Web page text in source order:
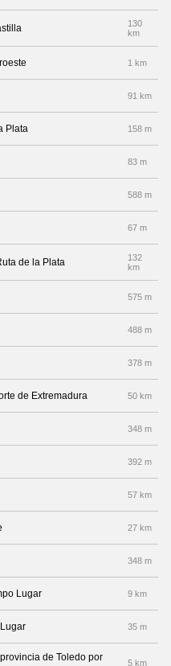
130
km
1 km
91 km
Plata 158 m
83 m
588 m
67 m
de la Plata
132
km
575 m
488 m
378 m
de Extremadura 50 km
348 m
392 m
57 km
27 km
348 m
Lugar 9 km
35 m
de Toledo por
5 km